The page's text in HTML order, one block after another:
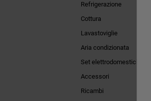
Refrigerazione
Cottura
Lavastoviglie
Aria condizionata
Set elettrodomestici
Accessori
Ricambi